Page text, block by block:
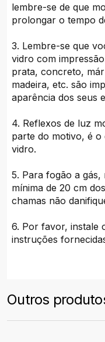
lembre-se de que
prolongar o tempo
3. Lembre-se que
vidro com
prata, concreto,
madeira, etc. são
aparência dos seus
4. Reflexos de luz
parte do motivo, é
vidro.
5. Para fogão a
mínima de 20 cm
chamas não
6. Por favor, instale
instruções
Outros